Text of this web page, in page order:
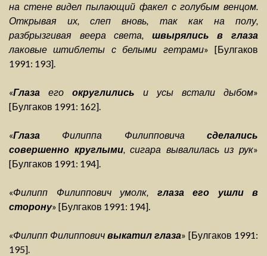
на стене видел пылающий факел с голубым венцом.
Открывая их, слеп вновь, так как на полу,
разбрызгивая веера света, швырялись в глаза
лаковые штиблеты с белыми гетрами» [Булгаков
1991: 193].
«Глаза его округлились и усы встали дыбом»
[Булгаков 1991: 162].
«Глаза Филиппа Филипповича сделались
совершенно круглыми, сигара вывалилась из рук»
[Булгаков 1991: 194].
«Филипп Филиппович умолк, глаза его ушли в
сторону» [Булгаков 1991: 194].
«Филипп Филиппович выкатил глаза» [Булгаков 1991:
195].